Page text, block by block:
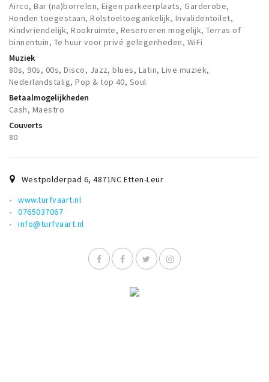
Airco, Bar (na)borrelen, Eigen parkeerplaats, Garderobe,
Honden toegestaan, Rolstoeltoegankelijk, Invalidentoilet,
Kindvriendelijk, Rookruimte, Reserveren mogelijk, Terras of
binnentuin, Te huur voor privé gelegenheden, WiFi
Muziek
80s, 90s, 00s, Disco, Jazz, blues, Latin, Live muziek,
Nederlandstalig, Pop & top 40, Soul
Betaalmogelijkheden
Cash, Maestro
Couverts
80
Westpolderpad 6,4871NC Etten-Leur
www.turfvaart.nl
0765037067
info@turfvaart.nl